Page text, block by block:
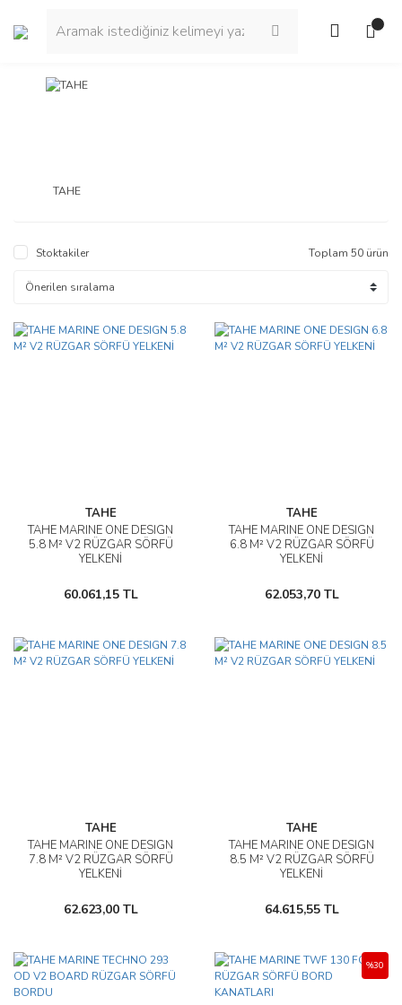
TAHE
Stoktakiler Toplam 50 ürün
TAHE
TAHE MARINE ONE DESIGN
5.8 M² V2 RÜZGAR SÖRFÜ
YELKENİ
60.061,15 TL
TAHE
TAHE MARINE ONE DESIGN
6.8 M² V2 RÜZGAR SÖRFÜ
YELKENİ
62.053,70 TL
TAHE
TAHE MARINE ONE DESIGN
7.8 M² V2 RÜZGAR SÖRFÜ
YELKENİ
62.623,00 TL
TAHE
TAHE MARINE ONE DESIGN
8.5 M² V2 RÜZGAR SÖRFÜ
YELKENİ
64.615,55 TL
%30